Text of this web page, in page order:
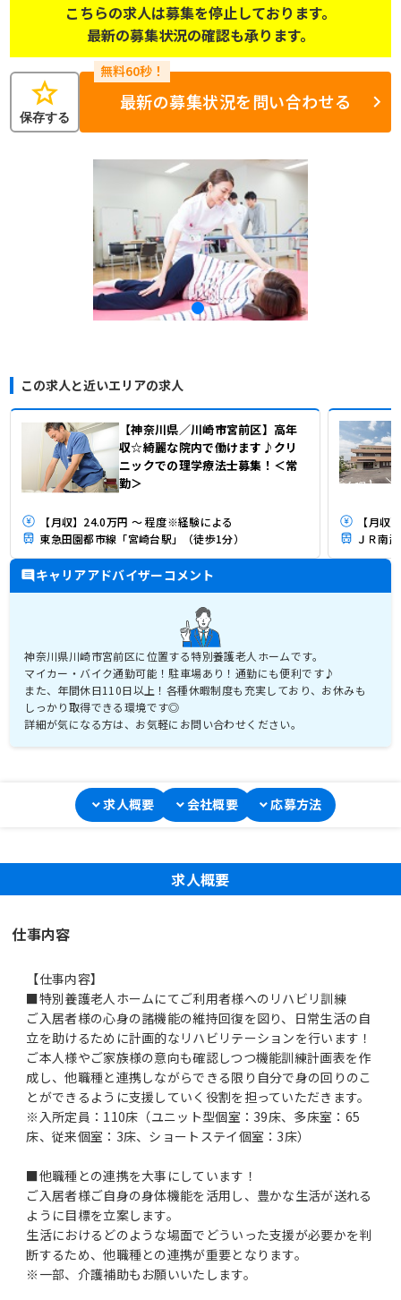
こちらの求人は募集を停止しております。
最新の募集状況の確認も承ります。
star
保存する
最新の募集状況を問い合わせる
この求人と近いエリアの求人
【神奈川県／川崎市宮前区】高年
収☆綺麗な院内で働けます♪クリ
ニックでの理学療法士募集！＜常
勤＞
【月収】24.0万円 ～ 程度※経験による
東急田園都市線「宮崎台駅」（徒歩1分）
【月収
キャリアアドバイザーコメント
神奈川県川崎市宮前区に位置する特別養護老人ホームです。
マイカー・バイク通勤可能！駐車場あり！通勤にも便利です♪
また、年間休日110日以上！各種休暇制度も充実しており、お休みも
しっかり取得できる環境です◎
詳細が気になる方は、お気軽にお問い合わせください。
求人概要 会社概要 応募方法
求人概要
仕事内容
【仕事内容】
■特別養護老人ホームにてご利用者様へのリハビリ訓練
ご入居者様の心身の諸機能の維持回復を図り、日常生活の自
立を助けるために計画的なリハビリテーションを行います！
ご本人様やご家族様の意向も確認しつつ機能訓練計画表を作
成し、他職種と連携しながらできる限り自分で身の回りのこ
とができるように支援していく役割を担っていただきます。
※入所定員：110床（ユニット型個室：39床、多床室：65
床、従来個室：3床、ショートステイ個室：3床）
■他職種との連携を大事にしています！
ご入居者様ご自身の身体機能を活用し、豊かな生活が送れる
ように目標を立案します。
生活におけるどのような場面でどういった支援が必要かを判
断するため、他職種との連携が重要となります。
※一部、介護補助もお願いいたします。